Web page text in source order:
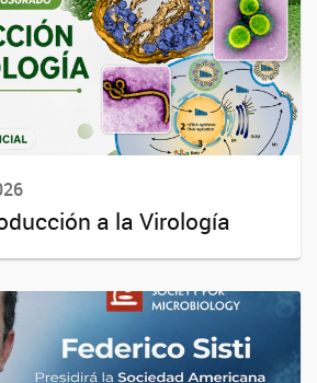
a la Virología